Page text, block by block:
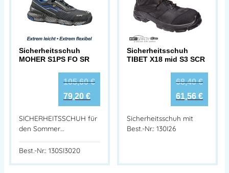
Sicherheitsschuh
MOHER S1PS FO SR
105,60€
79,20 €
SICHERHEITSSCHUH für
den Sommer…
Best.-Nr.: 130SI3020
Sicherheitsschuh
TIBET X18 mid S3 SCR
68,40€
61,56 €
Sicherheitsschuh mit
Best.-Nr.: 130I26